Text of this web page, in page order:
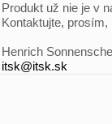
Produkt už nie je v
Kontaktujte,
Henrich
itsk@itsk.sk